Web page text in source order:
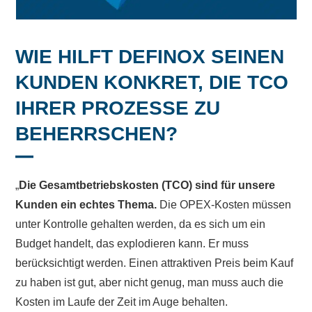
WIE HILFT DEFINOX SEINEN
KUNDEN KONKRET, DIE TCO
IHRER PROZESSE ZU
BEHERRSCHEN?
„Die Gesamtbetriebskosten (TCO) sind für unsere
Kunden ein echtes Thema. Die OPEX-Kosten müssen
unter Kontrolle gehalten werden, da es sich um ein
Budget handelt, das explodieren kann. Er muss
berücksichtigt werden. Einen attraktiven Preis beim Kauf
zu haben ist gut, aber nicht genug, man muss auch die
Kosten im Laufe der Zeit im Auge behalten.